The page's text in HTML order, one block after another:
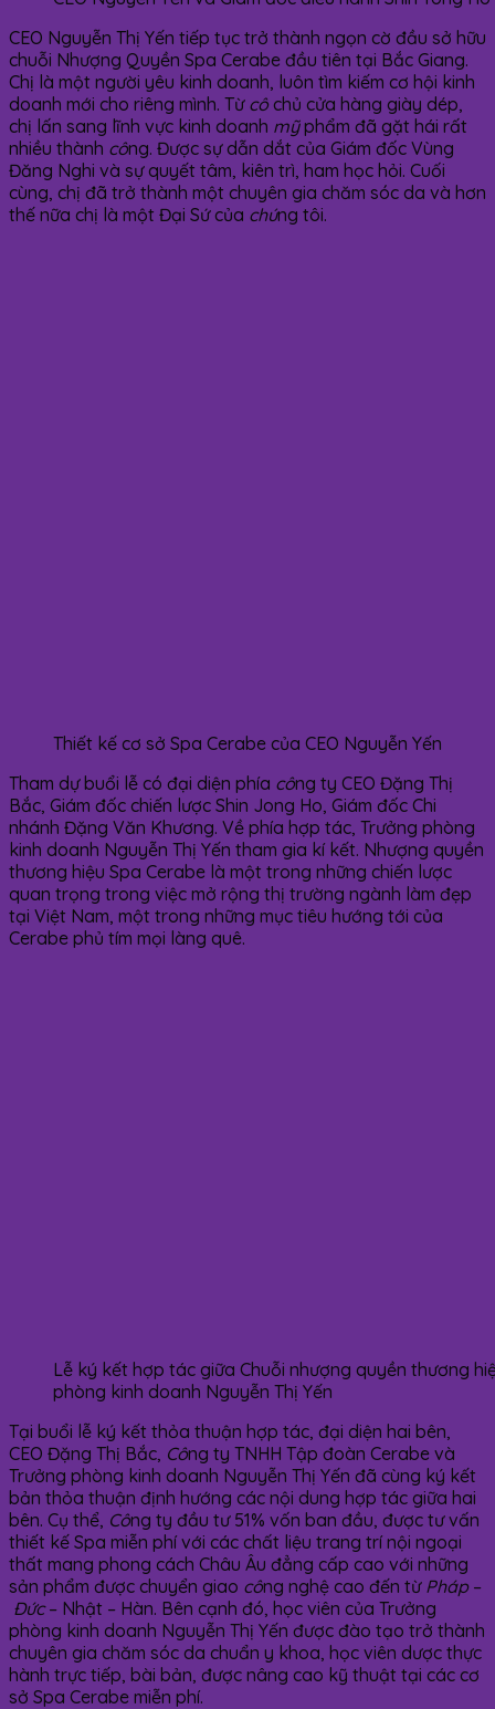
CEO Nguyễn Thị Yến tiếp tục trở thành ngọn cờ đầu sở hữu
chuỗi Nhượng Quyền Spa Cerabe đầu tiên tại Bắc Giang.
Chị là một người yêu kinh doanh, luôn tìm kiếm cơ hội kinh
doanh mới cho riêng mình. Từcôchủ cửa hàng giày dép,
chị lấn sang lĩnh vực kinh doanh mỹphẩm đã gặt hái rất
nhiều thành công. Được sự dẫn dắt của Giám đốc Vùng
Đăng Nghi và sự quyết tâm, kiên trì, ham học hỏi. Cuối
cùng, chị đã trở thành một chuyên gia chăm sóc da và hơn
thế nữa chị là một Đại Sứ của chúng tôi.
Thiết kế cơ sở Spa Cerabe của CEO Nguyễn Yến
Tham dự buổi lễ có đại diện phía công ty CEO Đặng Thị
Bắc, Giám đốc chiến lược Shin Jong Ho, Giám đốc Chi
nhánh Đặng Văn Khương. Về phía hợp tác, Trưởng phòng
kinh doanh Nguyễn Thị Yến tham gia kí kết. Nhượng quyền
thương hiệu Spa Cerabe là một trong những chiến lược
quan trọng trong việc mở rộng thị trường ngành làm đẹp
tại Việt Nam, một trong những mục tiêu hướng tới của
Cerabe phủ tím mọi làng quê.
Lễ ký kết hợp tác giữa Chuỗi nhượng quyền thương
phòng kinh doanh Nguyễn Thị Yến
Tại buổi lễ ký kết thỏa thuận hợp tác, đại diện hai bên,
CEO Đặng Thị Bắc, Công ty TNHH Tập đoàn Cerabe và
Trưởng phòng kinh doanh Nguyễn Thị Yến đã cùng ký kết
bản thỏa thuận định hướng các nội dung hợp tác giữa hai
bên. Cụ thể, Công ty đầu tư 51% vốn ban đầu, được tư vấn
thiết kế Spa miễn phí với các chất liệu trang trí nội ngoại
thất mang phong cách Châu Âu đẳng cấp cao với những
sản phẩm được chuyển giao công nghệ cao đến từ Pháp –
Đức– Nhật – Hàn. Bên cạnh đó, học viên của Trưởng
phòng kinh doanh Nguyễn Thị Yến được đào tạo trở thành
chuyên gia chăm sóc da chuẩn y khoa, học viên dược thực
hành trực tiếp, bài bản, được nâng cao kỹ thuật tại các cơ
sở Spa Cerabe miễn phí.